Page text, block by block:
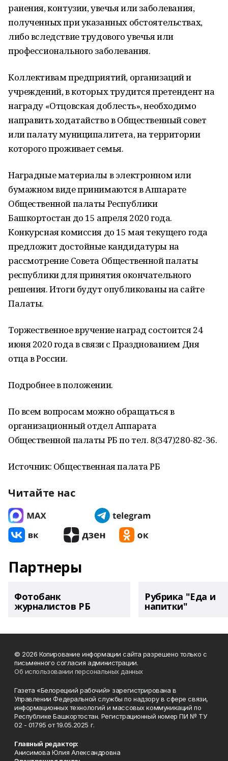
ранения, контузии, увечья или заболевания,
полученных при указанных обстоятельствах,
либо вследствие трудового увечья или
профессионального заболевания.
Коллективам предприятий, организаций и
учреждений, в которых трудится претендент на
награду «Отцовская доблесть», необходимо
направить ходатайство в Общественный совет
или палату муниципалитета, на территории
которого проживает семья.
Наградные материалы в электронном или
бумажном виде принимаются в Аппарате
Общественной палаты Республики
Башкортостан до 15 апреля 2020 года.
Конкурсная комиссия до 15 мая текущего года
предложит достойные кандидатуры на
рассмотрение Совета Общественной палаты
республики для принятия окончательного
решения. Итоги будут опубликованы на сайте
Палаты.
Торжественное вручение наград состоится 24
июня 2020 года в связи с Празднованием Дня
отца в России.
Подробнее в положении.
По всем вопросам можно обращаться в
организационный отдел Аппарата
Общественной палаты РБ по тел. 8(347)280-82-36.
Источник: Общественная палата РБ
Читайте нас
Партнеры
Фотобанк
журналистов РБ
Рубрика "Еда и
напитки"
© 2026 Копирование информации сайта разрешено только с
письменного согласия администрации.
Об использовании персональных данных
Газета «Белорецкий рабочий» зарегистрирована в
Управлении Федеральной службы по надзору в сфере связи,
информационных технологий и массовых коммуникаций по
Республике Башкортостан. Регистрационный номер ПИ № ТУ
02 - 01795 от 19.05.2025 г.
Главный редактор:
Анисимова Юлия Александровна